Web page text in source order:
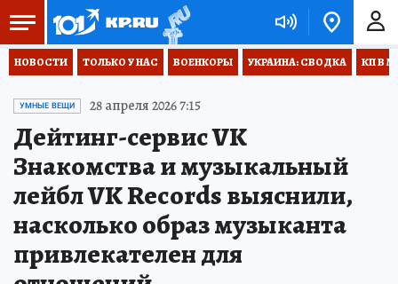
НОВОСТИ ТОЛЬКО У НАС ВОЕНКОРЫ УКРАИНА: СВОДКА КП В
УМНЫЕ ВЕЩИ 28 апреля 2026 7:15
Дейтинг-сервис VK
Знакомства и музыкальный
лейбл VK Records выяснили,
насколько образ музыканта
привлекателен для